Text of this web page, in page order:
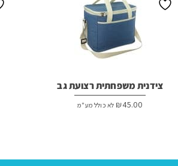
צידנית משפחתית רצועת גב
₪45.00 לא כולל מע"מ